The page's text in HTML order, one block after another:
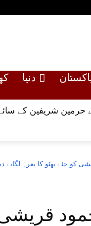
دنیا
حرمین شریفین کے
کو جئے بھٹو کا نعرہ لگاتے
قریشی